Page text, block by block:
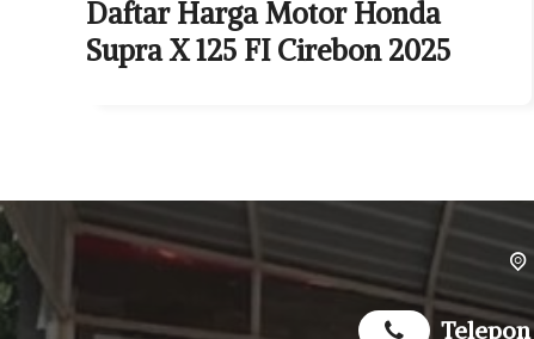
Daftar Harga Motor Honda
Supra X 125 FI Cirebon 2025
Telepon